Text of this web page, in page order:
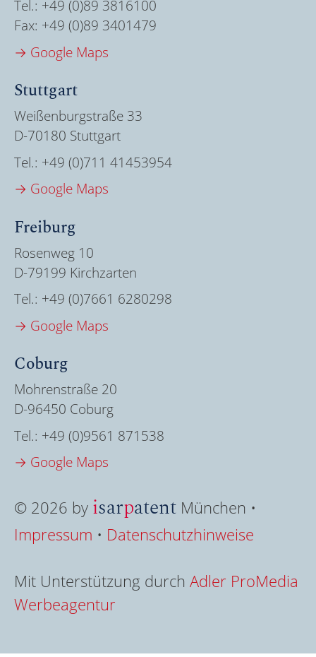
Tel.: +49 (0)89 3816100
Fax: +49 (0)89 3401479
→ Google Maps
Stuttgart
Weißenburgstraße 33
D-70180 Stuttgart
Tel.: +49 (0)711 41453954
→ Google Maps
Freiburg
Rosenweg 10
D-79199 Kirchzarten
Tel.: +49 (0)7661 6280298
→ Google Maps
Coburg
Mohrenstraße 20
D-96450 Coburg
Tel.: +49 (0)9561 871538
→ Google Maps
© 2026 by isarpatent München •
Impressum • Datenschutzhinweise
Mit Unterstützung durch Adler ProMedia
Werbeagentur